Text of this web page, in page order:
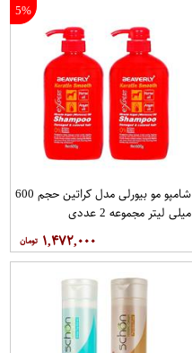
5%
شامپو مو بیورلی مدل کراتین حجم 600
میلی لیتر مجموعه 2 عددی
۱,۴۷۲,۰۰۰